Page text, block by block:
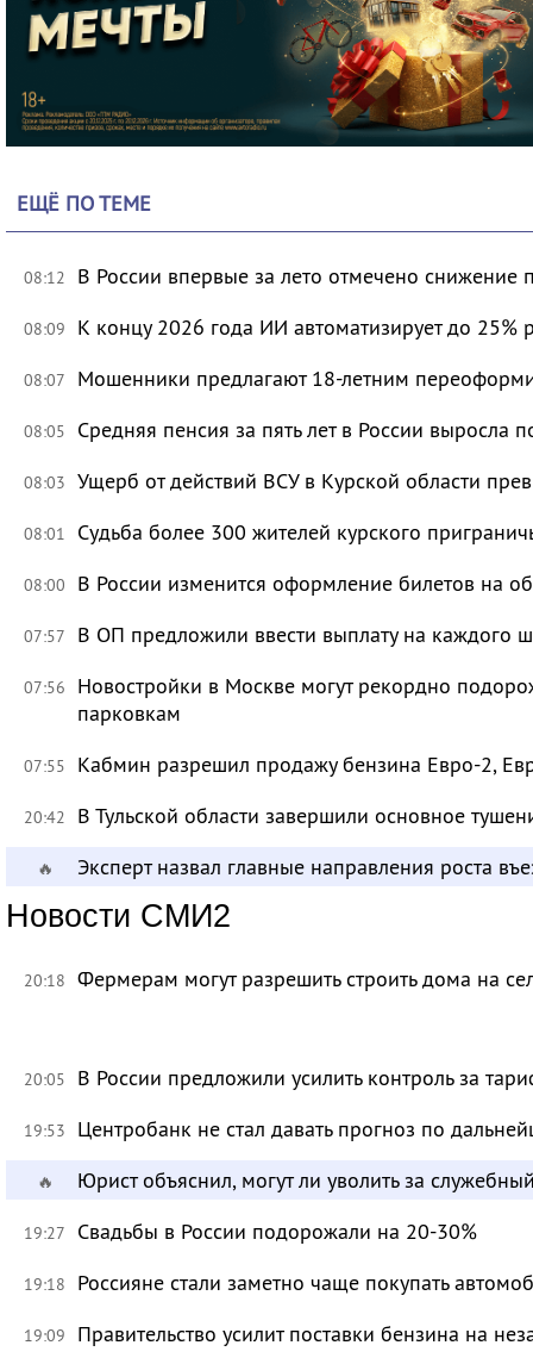
ЕЩЁ ПО ТЕМЕ
08:12 В России впервые за лето отмечено снижение
08:09 К концу 2026 года ИИ автоматизирует до 25%
08:07 Мошенники предлагают 18-летним
08:05 Средняя пенсия за пять лет в России выросла
08:03 Ущерб от действий ВСУ в Курской области
08:01 Судьба более 300 жителей курского
08:00 В России изменится оформление билетов на
07:57 В ОП предложили ввести выплату на каждого
07:56
Новостройки в Москве могут рекордно
парковкам
07:55 Кабмин разрешил продажу бензина Евро-2,
20:42 В Тульской области завершили основное
🔥 Эксперт назвал главные направления роста
Новости СМИ2
20:18 Фермерам могут разрешить строить дома на
20:05 В России предложили усилить контроль за
19:53 Центробанк не стал давать прогноз по
🔥 Юрист объяснил, могут ли уволить за
19:27 Свадьбы в России подорожали на 20-30%
19:18 Россияне стали заметно чаще покупать
19:09 Правительство усилит поставки бензина на